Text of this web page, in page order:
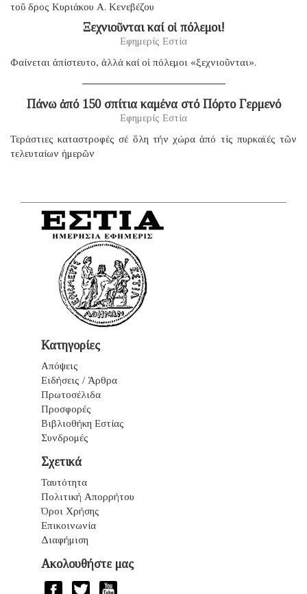
τοῦ δρος Κυριάκου Α. Κενεβέζου
Ξεχνιοῦνται καί οἱ πόλεμοι!
Εφημερίς Εστία
Φαίνεται ἀπίστευτο, ἀλλά καί οἱ πόλεμοι «ξεχνιοῦνται».
Πάνω ἀπό 150 σπίτια καμένα στό Πόρτο Γερμενό
Εφημερίς Εστία
Τεράστιες καταστροφές σέ ὅλη τήν χώρα ἀπό τίς πυρκαϊές τῶν
τελευταίων ἡμερῶν
Κατηγορίες
Απόψεις
Ειδήσεις / Άρθρα
Πρωτοσέλιδα
Προσφορές
Βιβλιοθήκη Εστίας
Συνδρομές
Σχετικά
Ταυτότητα
Πολιτική Απορρήτου
Όροι Χρήσης
Επικοινωνία
Διαφήμιση
Ακολουθήστε μας